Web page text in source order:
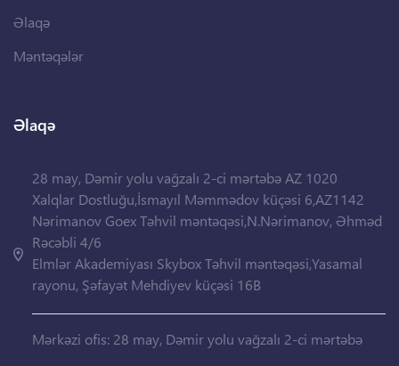
Əlaqə
Məntəqələr
Əlaqə
28 may, Dəmir yolu vağzalı 2-ci mərtəbə AZ 1020
Xalqlar Dostluğu,İsmayıl Məmmədov küçəsi 6,AZ1142
Nərimanov Goex Təhvil məntəqəsi,N.Nərimanov, Əhməd
Rəcəbli 4/6
Elmlər Akademiyası Skybox Təhvil məntəqəsi,Yasamal
rayonu, Şəfayət Mehdiyev küçəsi 16B
Mərkəzi ofis: 28 may, Dəmir yolu vağzalı 2-ci mərtəbə